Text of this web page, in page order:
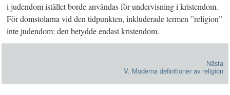
i judendom istället borde användas för undervisning i kristendom.
För domstolarna vid den tidpunkten, inkluderade termen ”religion”
inte judendom: den betydde endast kristendom.
Nästa
V. Moderna definitioner av religion